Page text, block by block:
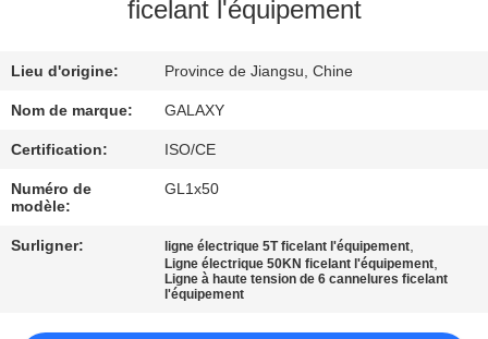
CONTRÔLE
QUALITÉ
CONTACTEZ-
NOUS
NOUVELLES
ficelant l'équipement
Lieu d'origine: Province de Jiangsu, Chine
Nom de marque: GALAXY
Certification: ISO/CE
Numéro de
modèle:
GL1x50
Surligner: ligne électrique 5T ficelant l'équipement,
Ligne électrique 50KN ficelant l'équipement,
Ligne à haute tension de 6 cannelures ficelant
l'équipement